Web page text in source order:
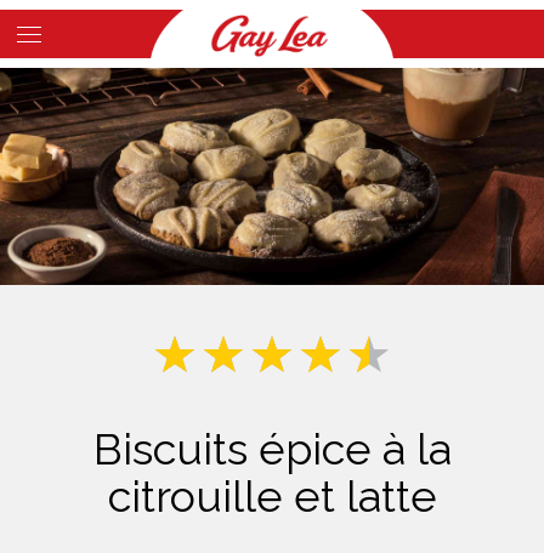
Skip
to
main
content
Main
Content
Biscuits épice à la
citrouille et latte